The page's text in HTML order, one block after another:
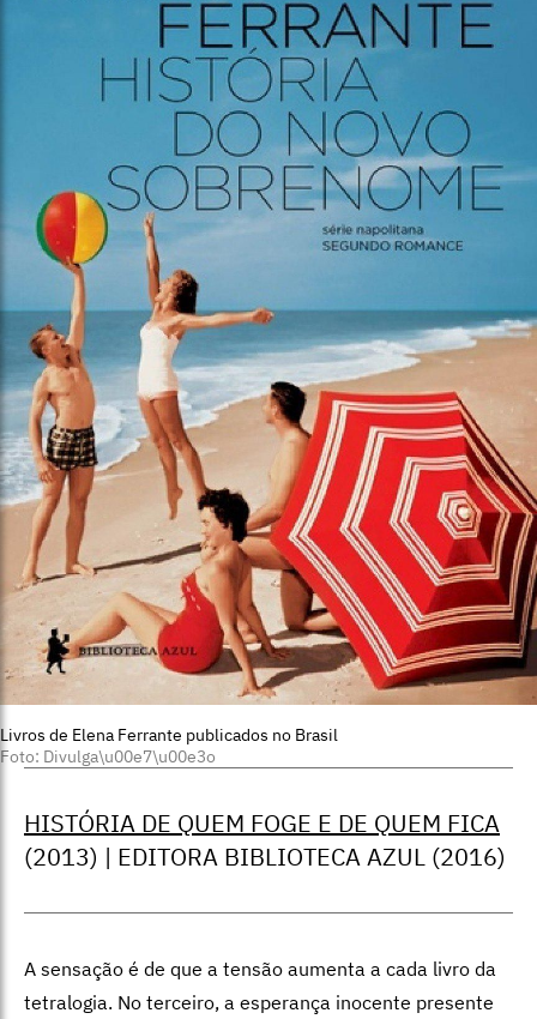
Livros de Elena Ferrante publicados no Brasil
Foto: Divulga\u00e7\u00e3o
HISTÓRIA DE QUEM FOGE E DE QUEM FICA
(2013) | EDITORA BIBLIOTECA AZUL (2016)
A sensação é de que a tensão aumenta a cada livro da
tetralogia. No terceiro, a esperança inocente presente